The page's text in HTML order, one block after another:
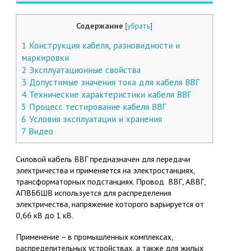
Содержание [убрать]
1 Конструкция кабеля, разновидности и
маркировки
2 Эксплуатационные свойства
3 Допустимые значения тока для кабеля ВВГ
4Технические характеристики кабеля ВВГ
5 Процесс тестирование кабеля ВВГ
6 Условия эксплуатации и хранения
7 Видео
Силовой кабель ВВГ предназначен для передачи
электричества и применяется на электростанциях,
трансформаторных подстанциях. Провод ВВГ, АВВГ,
АПВБбШВ используется для распределения
электричества, напряжение которого варьируется от
0,66 кВ до 1 кВ.
Применение – в промышленных комплексах,
распределительных устройствах, а также для жилых